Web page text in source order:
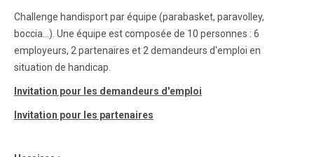
Challenge handisport par équipe (parabasket, paravolley,
boccia…). Une équipe est composée de 10 personnes : 6
employeurs, 2 partenaires et 2 demandeurs d'emploi en
situation de handicap.
Invitation pour les demandeurs d'emploi
Invitation pour les partenaires